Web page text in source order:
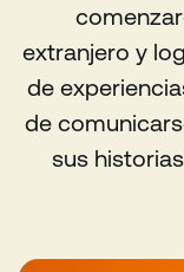
extranjero y
de
de
sus